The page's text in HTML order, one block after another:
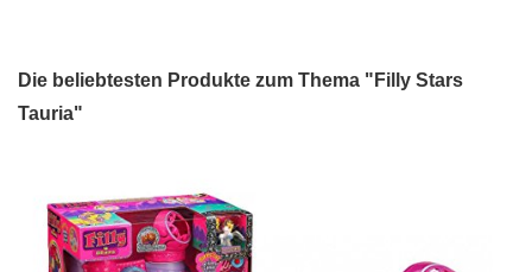
Die beliebtesten Produkte zum Thema "Filly Stars
Tauria"